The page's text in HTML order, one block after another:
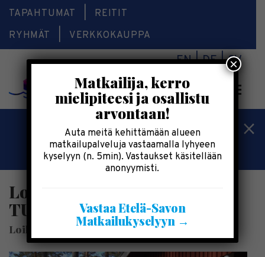
TAPAHTUMAT
REITIT
RYHMÄT
VERKKOKAUPPA
EN DE SV
Kesälomatärpit »
Saimaalla-kesälehti »
Loikansaari – Rantamökki
TURO
Loikansaaren Lomamökit
Matkailija, kerro
mielipiteesi ja osallistu
arvontaan!
Auta meitä kehittämään alueen
matkailupalveluja vastaamalla lyhyeen
kyselyyn (n. 5min). Vastaukset käsitellään
anonyymisti.
Vastaa Etelä-Savon
Matkailukyselyyn →
×